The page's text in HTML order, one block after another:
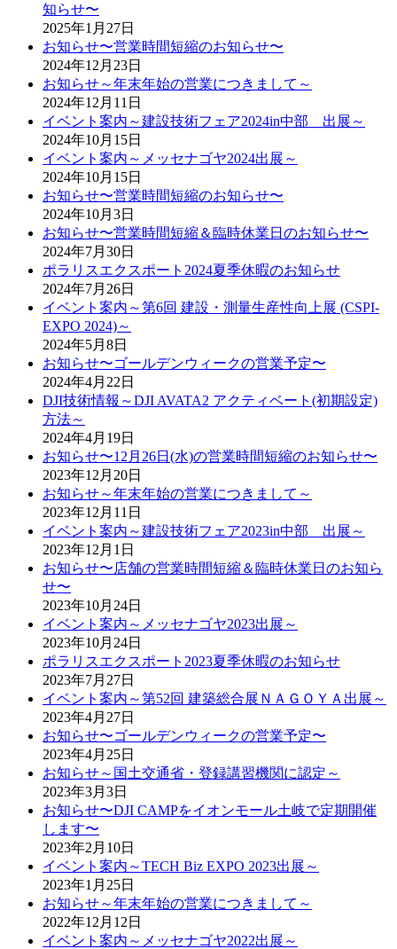
知らせ〜
2025年1月27日
お知らせ〜営業時間短縮のお知らせ〜
2024年12月23日
お知らせ～年末年始の営業につきまして～
2024年12月11日
イベント案内～建設技術フェア2024in中部 出展～
2024年10月15日
イベント案内～メッセナゴヤ2024出展～
2024年10月15日
お知らせ〜営業時間短縮のお知らせ〜
2024年10月3日
お知らせ〜営業時間短縮＆臨時休業日のお知らせ〜
2024年7月30日
ポラリスエクスポート2024夏季休暇のお知らせ
2024年7月26日
イベント案内～第6回 建設・測量生産性向上展 (CSPI-
EXPO 2024)～
2024年5月8日
お知らせ〜ゴールデンウィークの営業予定〜
2024年4月22日
DJI技術情報～DJI AVATA2 アクティベート(初期設定)
方法～
2024年4月19日
お知らせ〜12月26日(水)の営業時間短縮のお知らせ〜
2023年12月20日
お知らせ～年末年始の営業につきまして～
2023年12月11日
イベント案内～建設技術フェア2023in中部 出展～
2023年12月1日
お知らせ〜店舗の営業時間短縮＆臨時休業日のお知ら
せ〜
2023年10月24日
イベント案内～メッセナゴヤ2023出展～
2023年10月24日
ポラリスエクスポート2023夏季休暇のお知らせ
2023年7月27日
イベント案内～第52回 建築総合展ＮＡＧＯＹＡ出展～
2023年4月27日
お知らせ〜ゴールデンウィークの営業予定〜
2023年4月25日
お知らせ～国土交通省・登録講習機関に認定～
2023年3月3日
お知らせ〜DJI CAMPをイオンモール土岐で定期開催
します〜
2023年2月10日
イベント案内～TECH Biz EXPO 2023出展～
2023年1月25日
お知らせ～年末年始の営業につきまして～
2022年12月12日
イベント案内～メッセナゴヤ2022出展～